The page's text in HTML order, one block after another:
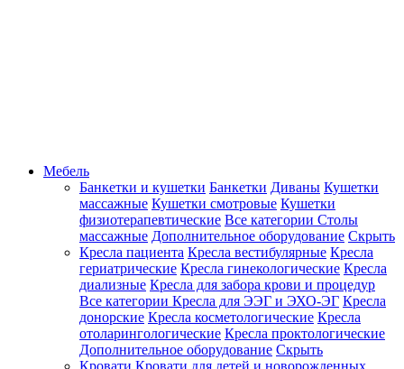
Мебель
Банкетки и кушетки Банкетки Диваны Кушетки
массажные Кушетки смотровые Кушетки
физиотерапевтические Все категории Столы
массажные Дополнительное оборудование Скрыть
Кресла пациента Кресла вестибулярные Кресла
гериатрические Кресла гинекологические Кресла
диализные Кресла для забора крови и процедур
Все категории Кресла для ЭЭГ и ЭХО-ЭГ Кресла
донорские Кресла косметологические Кресла
отоларингологические Кресла проктологические
Дополнительное оборудование Скрыть
Кровати Кровати для детей и новорожденных